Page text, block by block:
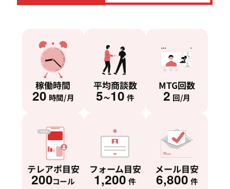
稼働時間
20 時間/月
平均商談数
5~10 件
MTG回数
2 回/月
テレアポ目安
200コール
フォーム目安
1,200 件
メール目安
6,800 件